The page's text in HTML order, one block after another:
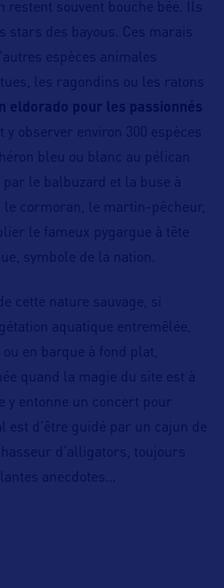
restent souvent bouche bée. Ils
stars des bayous. Ces marais
espèces animales
les ragondins ou les ratons
eldorado pour les passionnés
y observer environ 300 espèces
bleu ou blanc au pélican
le balbuzard et la buse à
le cormoran, le martin-pêcheur,
le fameux pygargue à tête
symbole de la nation.
cette nature sauvage, si
aquatique entremêlée,
en barque à fond plat,
quand la magie du site est à
y entonne un concert pour
est d’être guidé par un cajun de
d’alligators, toujours
anecdotes…